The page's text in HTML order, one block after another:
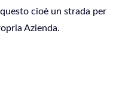
cioè un strada per
Azienda.